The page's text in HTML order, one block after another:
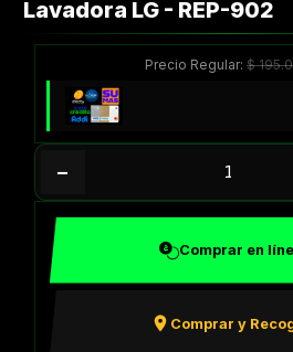
Lavadora LG - REP-902
Precio Regular:$
−
Comprar en
Comprar y